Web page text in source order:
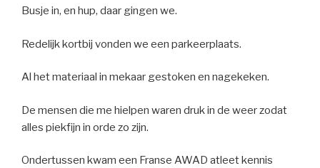
Busje in, en hup, daar gingen we.
Redelijk kortbij vonden we een parkeerplaats.
Al het materiaal in mekaar gestoken en nagekeken.
De mensen die me hielpen waren druk in de weer zodat
alles piekfijn in orde zo zijn.
Ondertussen kwam een Franse AWAD atleet kennis